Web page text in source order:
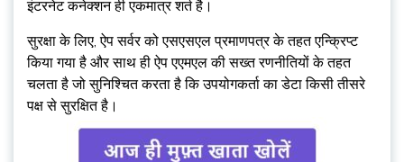
इंटरनेट कनेक्शन ही एकमात्र शर्त है।
सुरक्षा के लिए, ऐप सर्वर को एसएसएल प्रमाणपत्र के तहत एन्क्रिप्ट
किया गया है और साथ ही ऐप एएमएल की सख्त रणनीतियों के तहत
चलता है जो सुनिश्चित करता है कि उपयोगकर्ता का डेटा किसी तीसरे
पक्ष से सुरक्षित है।